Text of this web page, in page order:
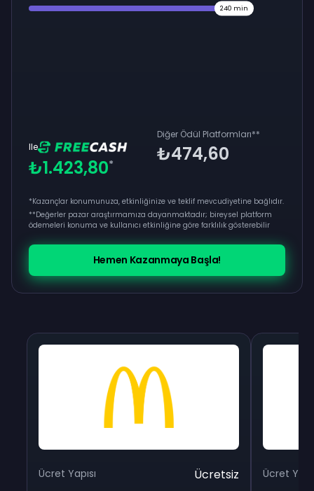
240 min
Ile
₺1.423,80*
Diğer Ödül Platformları**
₺474,60
*Kazançlar konumunuza, etkinliğinize ve teklif mevcudiyetine bağlıdır.
**Değerler pazar araştırmamıza dayanmaktadır; bireysel platform
ödemeleri konuma ve kullanıcı etkinliğine göre farklılık gösterebilir
Hemen Kazanmaya Başla!
Ücret Yapısı Ücretsiz
Ücret